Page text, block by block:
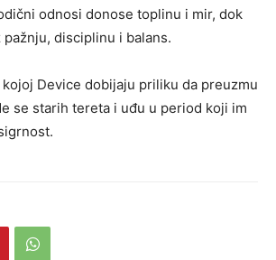
odnosi donose toplinu i mir, dok
disciplinu i balans.
kojoj Device dobijaju priliku da preuzmu
se starih tereta i uđu u period koji im